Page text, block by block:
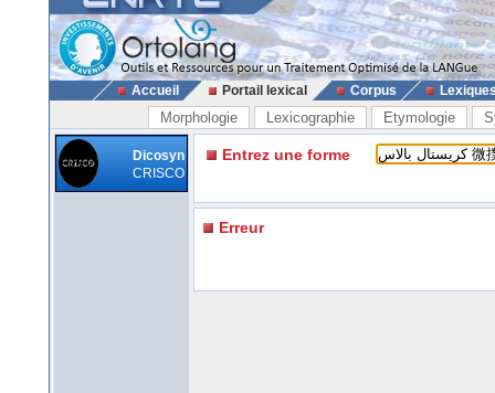
Accueil Portail lexical Corpus
Morphologie Lexicographie Etymologie
Dicosyn
CRISCO
Entrez une forme
Erreur